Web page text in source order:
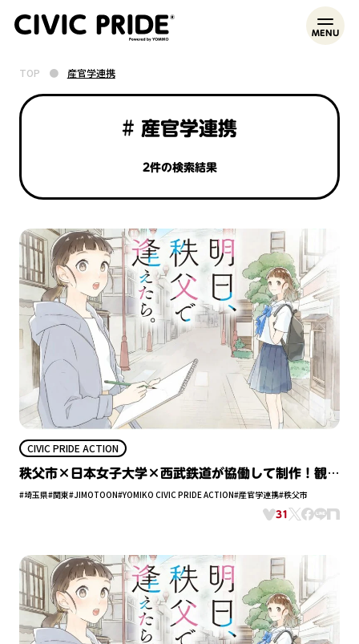
MENU
TOP ● 産官学連携
# 産官学連携
2件の検索結果
CIVIC PRIDE ACTION
秩父市×日本女子大学×西武鉄道が協働して制作！観光
誘致を目指したZ世代向け“産官学連携”縦スクロールコ
#埼玉県#関東#JIMOTOON#YOMIKO CIVIC PRIDE ACTION#産官学連携#秩父市
31